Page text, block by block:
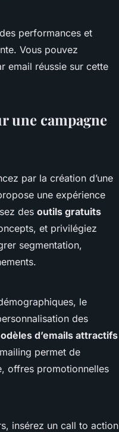
performances et
Vous pouvez
email réussie sur cette
une campagne
par la création d’une
une expérience
des outils gratuits
et privilégiez
segmentation,
le
des
d’emails attractifs
permet de
offres promotionnelles
insérez un call to action